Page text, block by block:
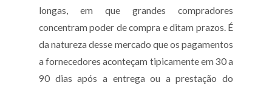
longas, em que grandes compradores
concentram poder de compra e ditam prazos. É
da natureza desse mercado que os pagamentos
a fornecedores aconteçam tipicamente em 30 a
90 dias após a entrega ou a prestação do